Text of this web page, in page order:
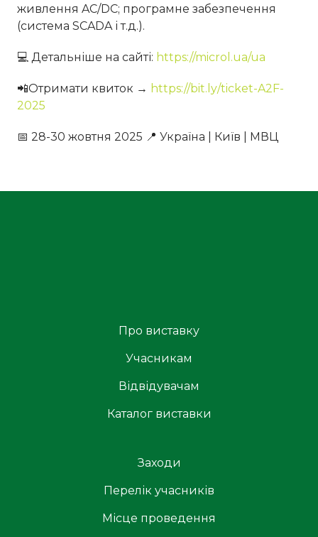
живлення AC/DC; програмне забезпечення
(система SCADA і т.д.).
💻 Детальніше на сайті: https://microl.ua/ua
📲Отримати квиток → https://bit.ly/ticket-A2F-
2025
📅 28-30 жовтня 2025 📍 Україна | Київ | МВЦ
Про виставку
Учасникам
Відвідувачам
Каталог виставки
Заходи
Перелік учасників
Місце проведення